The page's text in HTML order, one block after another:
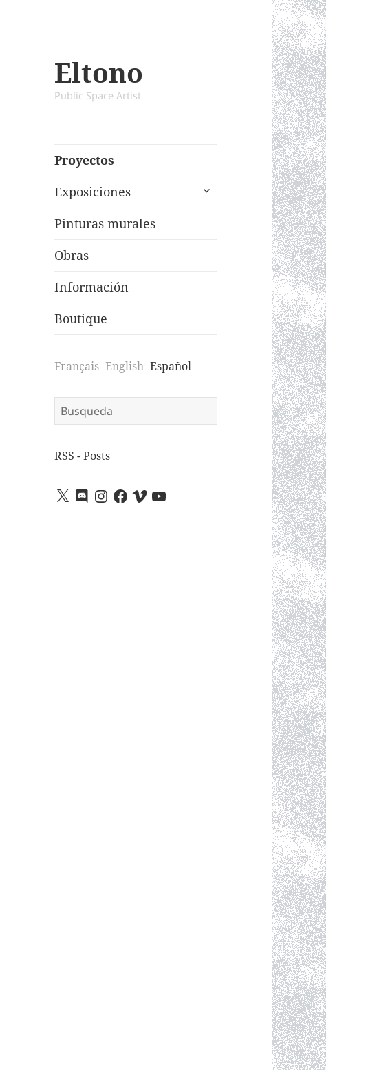
Eltono
Public Space Artist
Proyectos
Exposiciones
expand
Pinturas murales
Obras
Información
Boutique
Français English Español
Search
for:
RSS - Posts
X DiscordInstagram
Facebook
VimeoYouTube